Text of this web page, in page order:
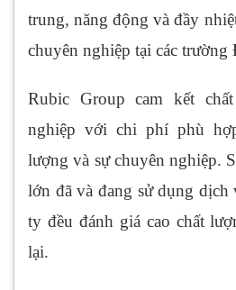
trung, năng động và đầy
chuyên nghiệp tại các
Rubic Group cam kết
nghiệp với chi phí phù
lượng và sự chuyên nghiệp.
lớn đã và đang sử dụng dịch
ty đều đánh giá cao chất
lại.